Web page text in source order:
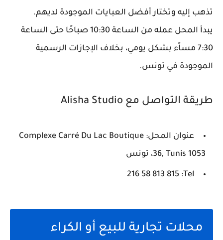
تذهب إليه وتختار أفضل العبايات الموجودة لديهم.
يبدأ المحل عمله من الساعة 10:30 صباحًا حتى الساعة
7:30 مساًء بشكل يومي، بخلاف الإجازات الرسمية
الموجودة في تونس.
طريقة التواصل مع Alisha Studio
عنوان المحل: Complexe Carré Du Lac Boutique
36, Tunis 1053، تونس
Tel: ‏‪216 58 813 815‬‏
محلات تجارية للبيع أو الكراء